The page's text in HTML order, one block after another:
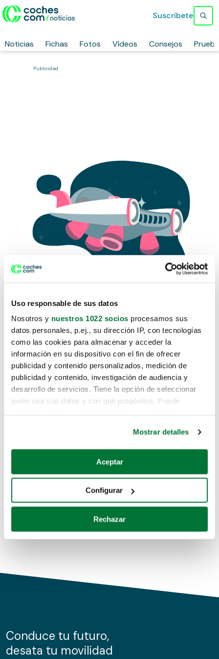
Uso responsable de sus datos
Nosotros y nuestros 1022 socios procesamos sus
datos personales, p.ej., su dirección IP, con tecnologías
como las cookies para almacenar y acceder la
información en su dispositivo con el fin de ofrecer
publicidad y contenido personalizados, medición de
publicidad y contenido, investigación de audiencia y
desarrollo de servicios. Tiene la opción de seleccionar
quién usa sus datos y con qué propósitos. Puede
Si lo permite, también quisiéramos:
Recopilar información sobre su ubicación geográfica
Identificar su dispositivo analizándolo activamente
para buscar características específicas (huellas
Obtenga más información sobre cómo se procesan sus
de cookies.
información sobre el uso que haga del sitio web con
nuestros partners de redes sociales, publicidad y análisis
Mostrar detalles
Aceptar
Configurar
Rechazar
Noticias Fichas Fotos Vídeos Consejos
Suscríbete
Publicidad
Lo sentimos, no sabemos como
te hemos traido hasta aquí.
Pero puedes encontrar el coche que estás
buscando en alguno de estos enlaces:
Coches de segunda mano
Coches de km0
Conduce tu futuro,
desata tu movilidad